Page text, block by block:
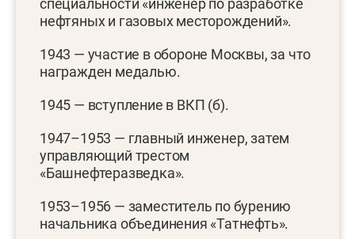
специальности «инженер по разработке
нефтяных и газовых месторождений».
1943 — участие в обороне Москвы, за что
награжден медалью.
1945 — вступление в ВКП (б).
1947–1953 — главный инженер, затем
управляющий трестом
«Башнефтеразведка».
1953–1956 — заместитель по бурению
начальника объединения «Татнефть».